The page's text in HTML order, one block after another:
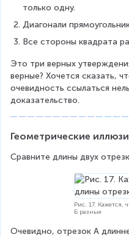
только одну.
Диагонали
Все стороны квадрата
Это три верных
верные? Хочется сказать,
очевидность ссылаться
доказательство.
Геометрические
Сравните длины двух
Рис. 17. Кажется,
Б разные
Очевидно, отрезок A